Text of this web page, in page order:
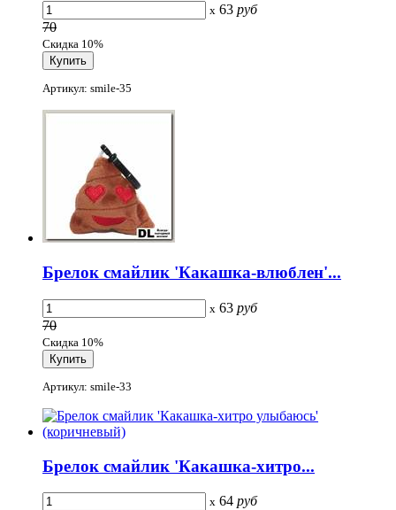
x 63 руб
70
Скидка 10%
Артикул: smile-35
Брелок смайлик 'Какашка-влюблен'...
x 63 руб
70
Скидка 10%
Артикул: smile-33
Брелок смайлик 'Какашка-хитро...
x 64 руб